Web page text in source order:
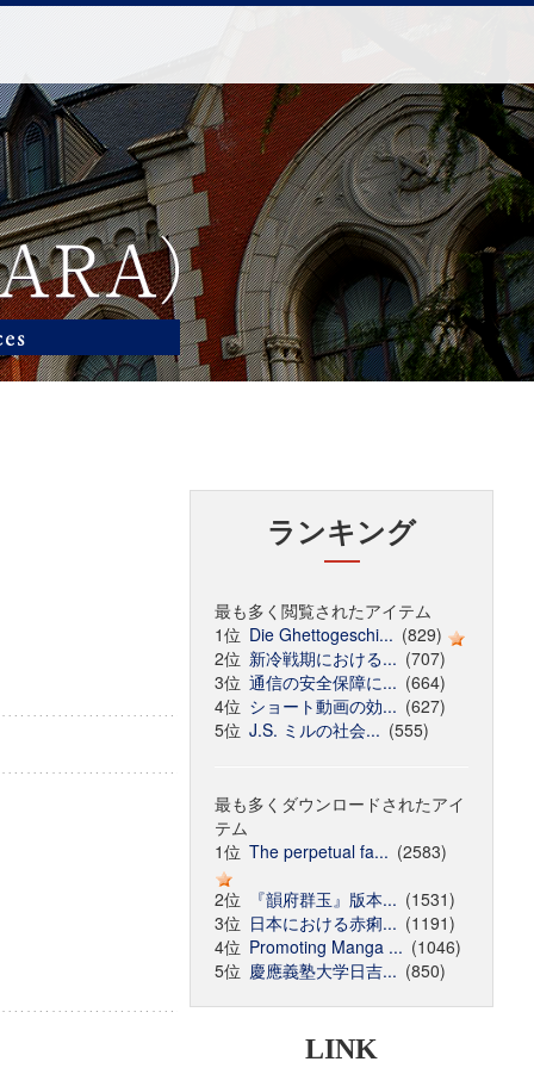
ランキング
最も多く閲覧されたアイテム
1位 Die Ghettogeschi... (829)
2位 新冷戦期における... (707)
3位 通信の安全保障に... (664)
4位 ショート動画の効... (627)
5位 J.S. ミルの社会... (555)
最も多くダウンロードされたアイ
テム
1位 The perpetual fa... (2583)
2位
『韻府群玉』版本... (1531)
3位 日本における赤痢... (1191)
4位 Promoting Manga ... (1046)
5位 慶應義塾大学日吉... (850)
LINK